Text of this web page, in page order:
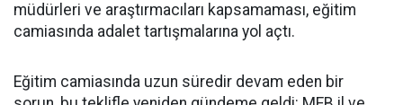
müdürleri ve araştırmacıları kapsamaması, eğitim
camiasında adalet tartışmalarına yol açtı.
Eğitim camiasında uzun süredir devam eden bir